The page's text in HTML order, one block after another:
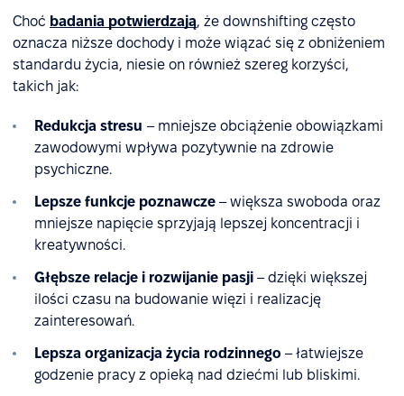
Choć badania potwierdzają, że downshifting często
oznacza niższe dochody i może wiązać się z obniżeniem
standardu życia, niesie on również szereg korzyści,
takich jak:
Redukcja stresu – mniejsze obciążenie obowiązkami
zawodowymi wpływa pozytywnie na zdrowie
psychiczne.
Lepsze funkcje poznawcze – większa swoboda oraz
mniejsze napięcie sprzyjają lepszej koncentracji i
kreatywności.
Głębsze relacje i rozwijanie pasji – dzięki większej
ilości czasu na budowanie więzi i realizację
zainteresowań.
Lepsza organizacja życia rodzinnego – łatwiejsze
godzenie pracy z opieką nad dziećmi lub bliskimi.